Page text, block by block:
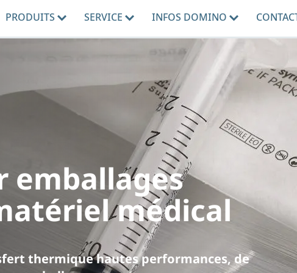
PRODUITS SERVICE INFOS DOMINO
emballages
médical
thermique hautes performances, de